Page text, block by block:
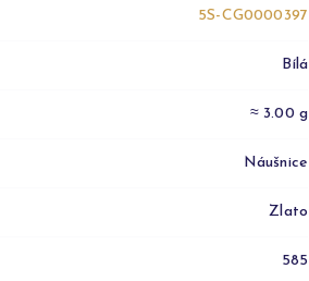
5S-CG0000397
Bílá
≈ 3.00 g
Náušnice
Zlato
585